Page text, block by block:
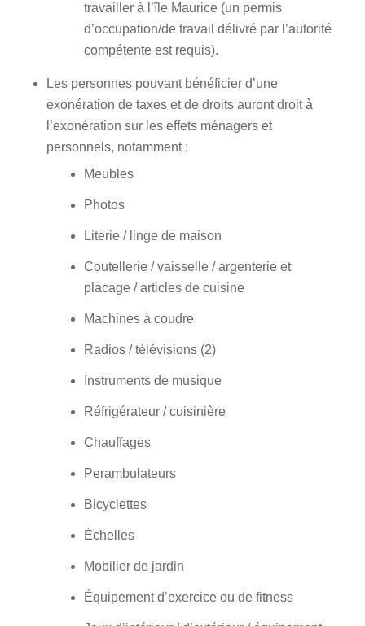
travailler à l’île Maurice (un permis
d’occupation/de travail délivré par l’autorité
compétente est requis).
Les personnes pouvant bénéficier d’une
exonération de taxes et de droits auront droit à
l’exonération sur les effets ménagers et
personnels, notamment :
Meubles
Photos
Literie / linge de maison
Coutellerie / vaisselle / argenterie et
placage / articles de cuisine
Machines à coudre
Radios / télévisions (2)
Instruments de musique
Réfrigérateur / cuisinière
Chauffages
Perambulateurs
Bicyclettes
Échelles
Mobilier de jardin
Équipement d’exercice ou de fitness